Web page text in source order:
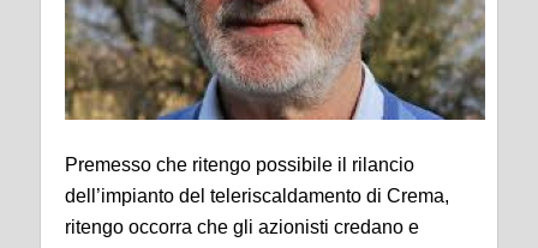
Premesso che ritengo possibile il rilancio
dell’impianto del teleriscaldamento di Crema,
ritengo occorra che gli azionisti credano e